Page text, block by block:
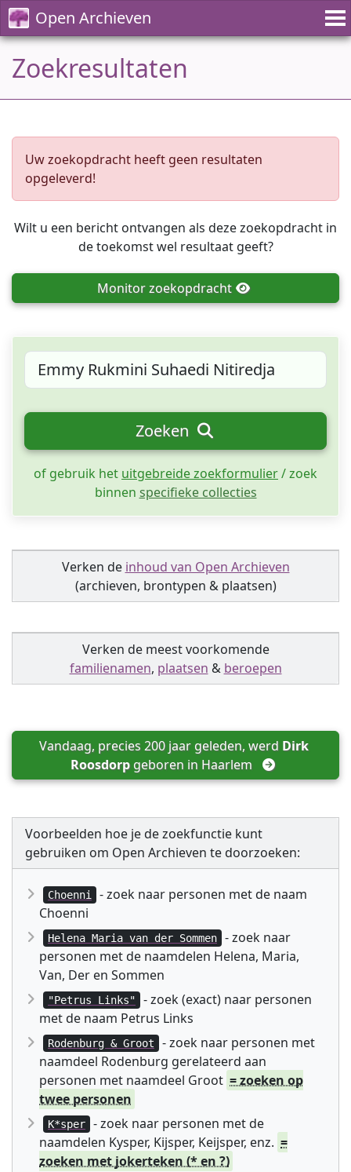
Open Archieven
Zoekresultaten
Uw zoekopdracht heeft geen resultaten
opgeleverd!
Wilt u een bericht ontvangen als deze zoekopdracht in
de toekomst wel resultaat geeft?
Monitorzoekopdracht
Zoeken
of gebruik het uitgebreide zoekformulier/ zoek
binnen specifieke collecties
Verken de inhoud van Open Archieven
(archieven, brontypen & plaatsen)
Verken de meest voorkomende
familienamen, plaatsen & beroepen
Vandaag, precies 200 jaar geleden, werd Dirk
Roosdorp geboren in Haarlem
Voorbeelden hoe je de zoekfunctie kunt
gebruiken om Open Archieven te doorzoeken:
Choenni
- zoek naar personen met de naam
Choenni
Helena Maria van der Sommen
- zoek naar
personen met de naamdelen Helena, Maria,
Van, Der en Sommen
"Petrus Links"
- zoek (exact) naar personen
met de naam Petrus Links
Rodenburg & Groot
- zoek naar personen met
naamdeel Rodenburg gerelateerd aan
personen met naamdeel Groot = zoeken op
twee personen
K*sper
- zoek naar personen met de
naamdelen Kysper, Kijsper, Keijsper, enz. =
zoeken met jokerteken (* en ?)